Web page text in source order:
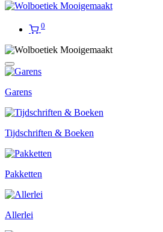
0
Garens
Tijdschriften & Boeken
Pakketten
Allerlei